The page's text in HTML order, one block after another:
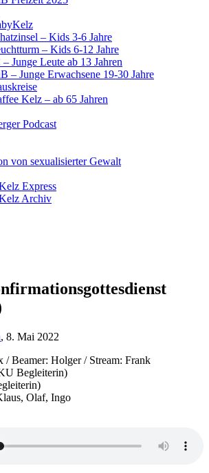
– Kids 3-6 Jahre
– Kids 6-12 Jahre
– Junge Leute ab 13 Jahren
– Junge Erwachsene 19-30 Jahre
Kelz – ab 65 Jahren
Podcast
von sexualisierter Gewalt
Express
Archiv
, 8. Mai 2022
Beamer: Holger / Stream: Frank
Begleiterin)
Olaf, Ingo